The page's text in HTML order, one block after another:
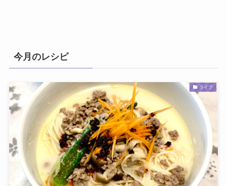
今月のレシピ
ライフ